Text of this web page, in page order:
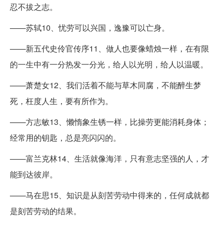
忍不拔之志。
——苏轼10、忧劳可以兴国，逸豫可以亡身。
——新五代史伶官传序11、做人也要像蜡烛一样，在有限
的一生中有一分热发一分光，给人以光明，给人以温暖。
——萧楚女12、我们活着不能与草木同腐，不能醉生梦
死，枉度人生，要有所作为。
——方志敏13、懒惰象生锈一样，比操劳更能消耗身体；
经常用的钥匙，总是亮闪闪的。
——富兰克林14、生活就像海洋，只有意志坚强的人，才
能到达彼岸。
——马在思15、知识是从刻苦劳动中得来的，任何成就都
是刻苦劳动的结果。